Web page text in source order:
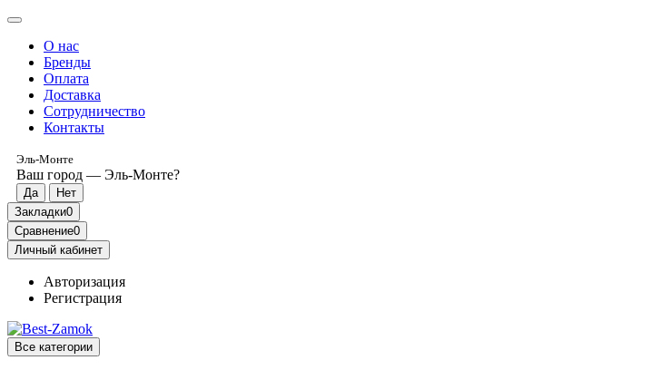
О нас
Бренды
Оплата
Доставка
Сотрудничество
Контакты
Эль-Монте
Ваш город — Эль-Монте?
Закладки0
Сравнение0
Личный кабинет
Авторизация
Регистрация
Все категории